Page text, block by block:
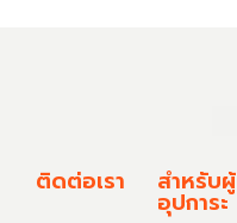
ติดต่อเรา สำหรับผู้
อุปการะ